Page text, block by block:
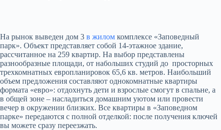
На рынок выведен дом 3 в жилом комплексе «Заповедный
парк». Объект представляет собой 14-этажное здание,
рассчитанное на 259 квартир. На выбор представлены
разнообразные площади, от набольших студий до просторных
трехкомнатных европланировок 65,6 кв. метров. Наибольший
объем предложения составляют однокомнатные квартиры
формата «евро»: отдохнуть дети и взрослые смогут в спальне, а
в общей зоне – насладиться домашним уютом или провести
вечер в окружении близких. Все квартиры в «Заповедном
парке» передаются с полной отделкой: после получения ключей
вы можете сразу переезжать.